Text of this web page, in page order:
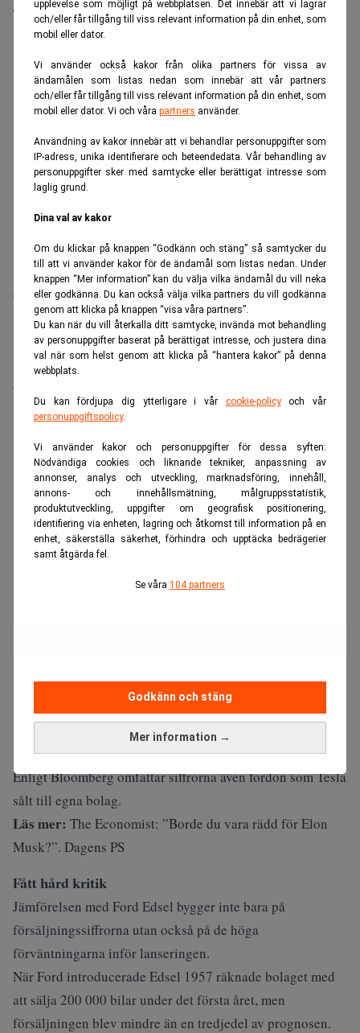
upplevelse som möjligt på webbplatsen. Det innebär att vi lagrar
och/eller får tillgång till viss relevant information på din enhet, som
mobil eller dator.
Vi använder också kakor från olika partners för vissa av
ändamålen som listas nedan som innebär att vår partners
och/eller får tillgång till viss relevant information på din enhet, som
mobil eller dator. Vi och våra partners använder.
Användning av kakor innebär att vi behandlar personuppgifter som
IP-adress, unika identifierare och beteendedata. Vår behandling av
personuppgifter sker med samtycke eller berättigat intresse som
laglig grund.
Dina val av kakor
Om du klickar på knappen “Godkänn och stäng” så samtycker du
till att vi använder kakor för de ändamål som listas nedan. Under
knappen “Mer information” kan du välja vilka ändamål du vill neka
eller godkänna. Du kan också välja vilka partners du vill godkänna
genom att klicka på knappen “visa våra partners”.
Du kan när du vill återkalla ditt samtycke, invända mot behandling
av personuppgifter baserat på berättigat intresse, och justera dina
val när som helst genom att klicka på “hantera kakor” på denna
webbplats.
Du kan fördjupa dig ytterligare i vår cookie-policyoch vår
personuppgiftspolicy.
Vi använder kakor och personuppgifter för dessa syften:
Nödvändiga cookies och liknande tekniker, anpassning av
annonser, analys och utveckling, marknadsföring, innehåll,
annons- och innehållsmätning, målgruppsstatistik,
produktutveckling, uppgifter om geografisk positionering,
identifiering via enheten, lagring och åtkomst till information på en
enhet, säkerställa säkerhet, förhindra och upptäcka bedrägerier
samt åtgärda fel.
Se våra 104 partners
Mer information →
Godkänn och stäng
Teslas eldrivna pickup Cybertruck riskerar att gå till
historien som ett av de största kommersiella
misslyckandena i den amerikanska bilindustrin.
Det skriverBloomberg , som jämför modellen med Ford
Edsel – en bil som länge betraktats som branschens
främsta försäljningsfiasko.
När Tesla presenterade Cybertruck målade vdElon Musk
upp högt ställda ambitioner.
Läs mer:
Dagens PS
Långt ifrån målet
Målet var en årlig försäljning på upp till 250 000 fordon,
och vid ett tillfälle nämndes även en potential på 500 000
bilar om året.
Utfallet har blivit betydligt svagare. Under modellens
första hela år på marknaden registrerades färre än 40 000
Cybertruck, långt under bolagets målsättning.
Försäljningen har därefter fortsatt att falla. Hittills under
2026 har drygt 7 100 Cybertruck registrerats i USA, enligt
siffror från S&P Global Mobility.
ANNONS
Enligt Bloomberg omfattar siffrorna även fordon som Tesla
sålt till egna bolag.
Läs mer: The Economist: ”Borde du vara rädd för Elon
Musk?”. Dagens PS
Fått hård kritik
Jämförelsen med Ford Edsel bygger inte bara på
försäljningssiffrorna utan också på de höga
förväntningarna inför lanseringen.
När Ford introducerade Edsel 1957 räknade bolaget med
att sälja 200 000 bilar under det första året, men
försäljningen blev mindre än en tredjedel av prognosen.